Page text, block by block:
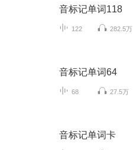
音标记单词118
122 282.5万
音标记单词64
68 27.5万
音标记单词卡